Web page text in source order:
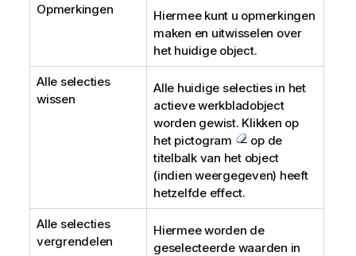
Opmerkingen
Hiermee kunt u opmerkingen
maken en uitwisselen over
het huidige object.
Alle selecties
wissen
Alle huidige selecties in het
actieve werkbladobject
worden gewist. Klikken op
het pictogram
op de
titelbalk van het object
(indien weergegeven) heeft
hetzelfde effect.
Alle selecties
vergrendelen
Hiermee worden de
geselecteerde waarden in